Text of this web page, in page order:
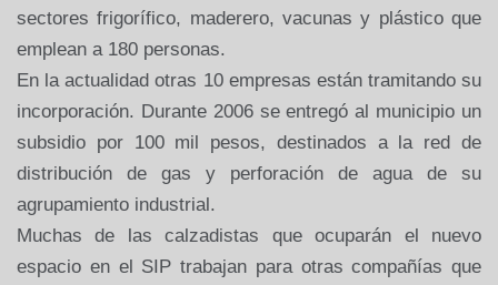
sectores frigorífico, maderero, vacunas y plástico que
emplean a 180 personas.
En la actualidad otras 10 empresas están tramitando su
incorporación. Durante 2006 se entregó al municipio un
subsidio por 100 mil pesos, destinados a la red de
distribución de gas y perforación de agua de su
agrupamiento industrial.
Muchas de las calzadistas que ocuparán el nuevo
espacio en el SIP trabajan para otras compañías que